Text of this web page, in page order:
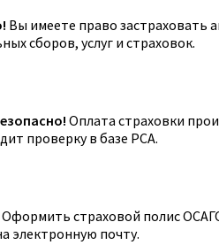
Вы имеете право застраховать
сборов, услуг и страховок.
Оплата страховки
проверку в базе РСА.
Оформить страховой полис
электронную почту.